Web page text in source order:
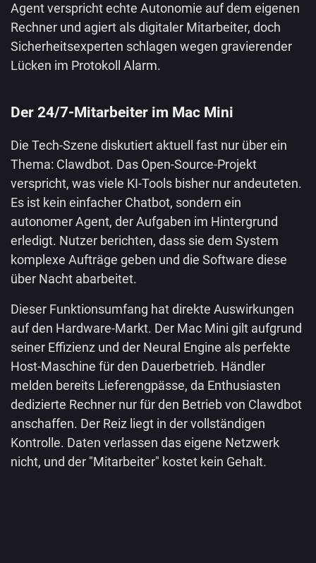
Agent verspricht echte Autonomie auf dem eigenen
Rechner und agiert als digitaler Mitarbeiter, doch
Sicherheitsexperten schlagen wegen gravierender
Lücken im Protokoll Alarm.
Der 24/7-Mitarbeiter im Mac Mini
Die Tech-Szene diskutiert aktuell fast nur über ein
Thema: Clawdbot. Das Open-Source-Projekt
verspricht, was viele KI-Tools bisher nur andeuteten.
Es ist kein einfacher Chatbot, sondern ein
autonomer Agent, der Aufgaben im Hintergrund
erledigt. Nutzer berichten, dass sie dem System
komplexe Aufträge geben und die Software diese
über Nacht abarbeitet.
Dieser Funktionsumfang hat direkte Auswirkungen
auf den Hardware-Markt. Der Mac Mini gilt aufgrund
seiner Effizienz und der Neural Engine als perfekte
Host-Maschine für den Dauerbetrieb. Händler
melden bereits Lieferengpässe, da Enthusiasten
dedizierte Rechner nur für den Betrieb von Clawdbot
anschaffen. Der Reiz liegt in der vollständigen
Kontrolle. Daten verlassen das eigene Netzwerk
nicht, und der "Mitarbeiter" kostet kein Gehalt.